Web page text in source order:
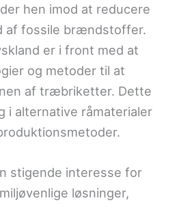
hen imod at reducere
af fossile brændstoffer.
er i front med at
og metoder til at
af træbriketter. Dette
i alternative råmaterialer
stigende interesse for
løsninger,